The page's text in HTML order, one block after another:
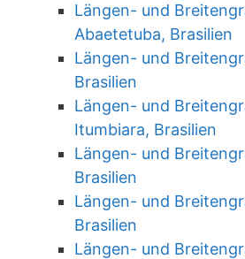
Längen- und
Abaetetuba, Brasilien
Längen- und
Brasilien
Längen- und
Itumbiara, Brasilien
Längen- und
Brasilien
Längen- und
Brasilien
Längen- und